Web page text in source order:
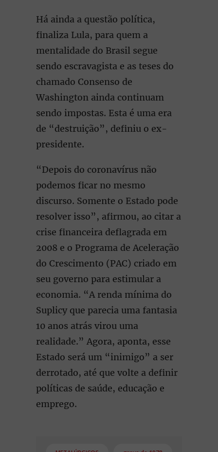
Há ainda a questão política,
finaliza Lula, para quem a
mentalidade do Brasil segue
sendo escravagista e as teses do
chamado Consenso de
Washington ainda continuam
sendo impostas. Esta é uma era
de “destruição”, definiu o ex-
presidente.
“Depois do coronavírus não
podemos ficar no mesmo
discurso. Somente o Estado pode
resolver isso”, afirmou, ao citar a
crise financeira deflagrada em
2008 e o Programa de Aceleração
do Crescimento (PAC) criado em
seu governo para estimular a
economia. “A renda mínima do
Suplicy que parecia uma fantasia
10 anos atrás virou uma
realidade.” Agora, aponta, esse
Estado será um “inimigo” a ser
derrotado, até que volte a definir
políticas de saúde, educação e
emprego.